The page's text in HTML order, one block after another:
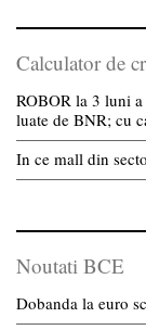
Calculator de
ROBOR la 3 luni
luate de BNR; cu
In ce mall din
Noutati BCE
Dobanda la euro